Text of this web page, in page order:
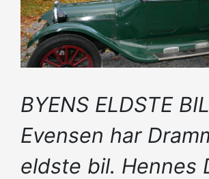
BYENS ELDSTE
Evensen har
eldste bil. Hennes